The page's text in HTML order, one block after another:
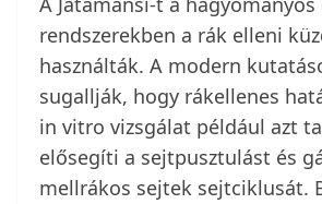
rendszerekben a rák elleni
használták. A modern
sugallják, hogy rákellenes
in vitro vizsgálat például azt
elősegíti a sejtpusztulást és
mellrákos sejtek sejtciklusát.